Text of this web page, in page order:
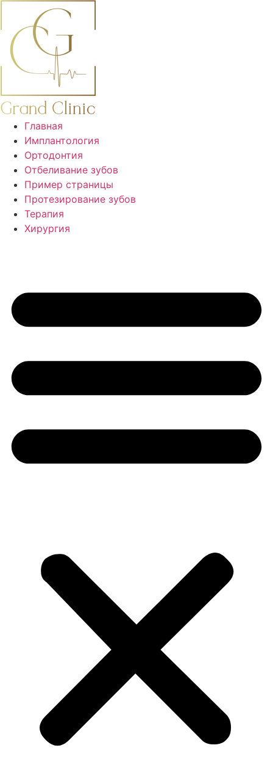
содержимому
Главная
Имплантология
Ортодонтия
Отбеливание зубов
Пример страницы
Протезирование зубов
Терапия
Хирургия